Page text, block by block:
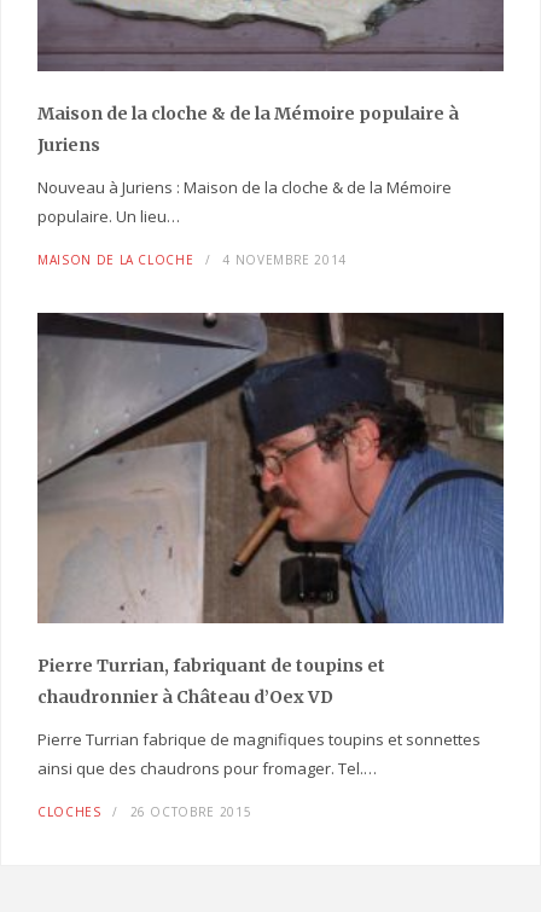
Maison de la cloche & de la Mémoire populaire à
Juriens
Nouveau à Juriens : Maison de la cloche & de la Mémoire
populaire. Un lieu…
MAISON DE LA CLOCHE 4 NOVEMBRE 2014
Pierre Turrian, fabriquant de toupins et
chaudronnier à Château d’Oex VD
Pierre Turrian fabrique de magnifiques toupins et sonnettes
ainsi que des chaudrons pour fromager. Tel.…
CLOCHES 26 OCTOBRE 2015